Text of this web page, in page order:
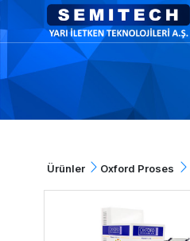
Ürünler Oxford Proses